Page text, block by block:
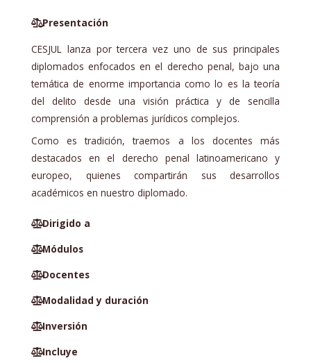
Presentación
CESJUL lanza por tercera vez uno de sus principales
diplomados enfocados en el derecho penal, bajo una
temática de enorme importancia como lo es la teoría
del delito desde una visión práctica y de sencilla
comprensión a problemas jurídicos complejos.
Como es tradición, traemos a los docentes más
destacados en el derecho penal latinoamericano y
europeo, quienes compartirán sus desarrollos
académicos en nuestro diplomado.
Dirigido a
Módulos
Docentes
Modalidad y duración
Inversión
Incluye